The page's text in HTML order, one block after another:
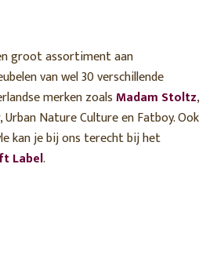
groot assortiment aan
van wel 30 verschillende
merken zoalsMadam Stoltz,
Nature Culture en Fatboy. Ook
kan je bij ons terecht bij het
Label.